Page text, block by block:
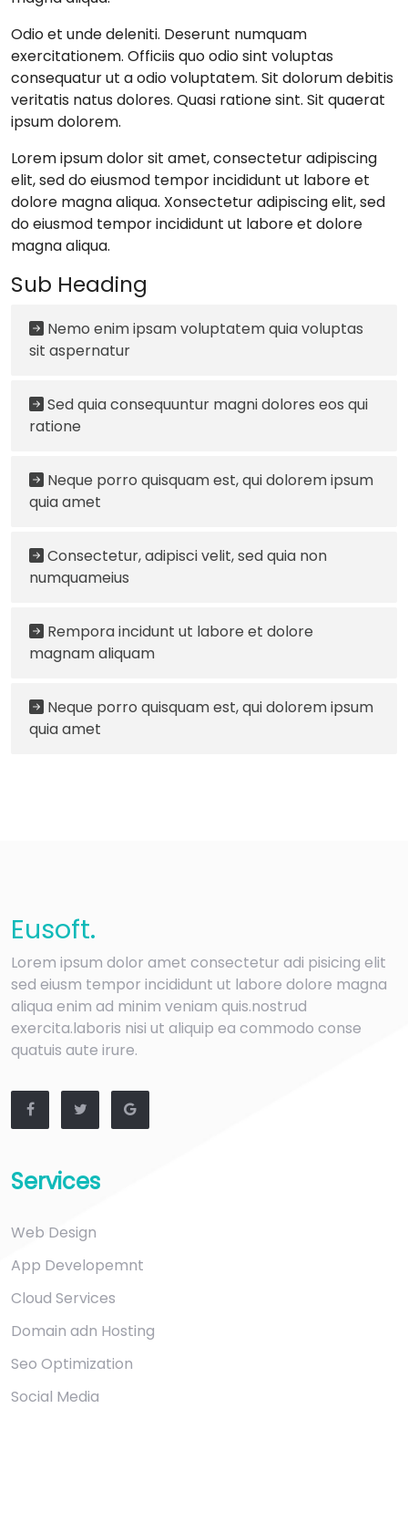
Odio et unde deleniti. Deserunt numquam
exercitationem. Officiis quo odio sint voluptas
consequatur ut a odio voluptatem. Sit dolorum debitis
veritatis natus dolores. Quasi ratione sint. Sit quaerat
ipsum dolorem.
Lorem ipsum dolor sit amet, consectetur adipiscing
elit, sed do eiusmod tempor incididunt ut labore et
dolore magna aliqua. Xonsectetur adipiscing elit, sed
do eiusmod tempor incididunt ut labore et dolore
magna aliqua.
Sub Heading
Nemo enim ipsam voluptatem quia voluptas
sit aspernatur
Sed quia consequuntur magni dolores eos qui
ratione
Neque porro quisquam est, qui dolorem ipsum
quia amet
Consectetur, adipisci velit, sed quia non
numquameius
Rempora incidunt ut labore et dolore
magnam aliquam
Neque porro quisquam est, qui dolorem ipsum
quia amet
Eusoft.
Lorem ipsum dolor amet consectetur adi pisicing elit
sed eiusm tempor incididunt ut labore dolore magna
aliqua enim ad minim veniam quis.nostrud
exercita.laboris nisi ut aliquip ea commodo conse
quatuis aute irure.
Services
Web Design
App Developemnt
Cloud Services
Domain adn Hosting
Seo Optimization
Social Media